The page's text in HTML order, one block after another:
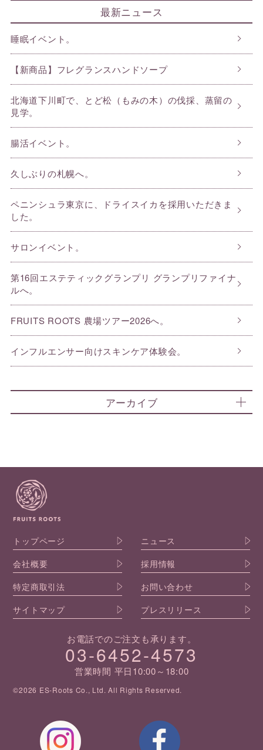
最新ニュース
睡眠イベント。
【新商品】フレグランスハンドソープ
北海道下川町で、とど松（もみの木）の伐採、蒸留の
見学。
腸活イベント。
久しぶりの札幌へ。
ペニンシュラ東京に、ドライスイカを採用いただきま
した。
サロンイベント。
第16回エステティックグランプリ グランプリファイナ
ルへ。
FRUITS ROOTS 農場ツアー2026へ。
インフルエンサー向けスキンケア体験会。
アーカイブ
トップページ
ニュース
会社概要
採用情報
特定商取引法
お問い合わせ
サイトマップ
プレスリリース
お電話でのご注文も承ります。
03-6452-4573
営業時間 平日10:00～18:00
©2026 ES-Roots Co., Ltd. All Rights Reserved.